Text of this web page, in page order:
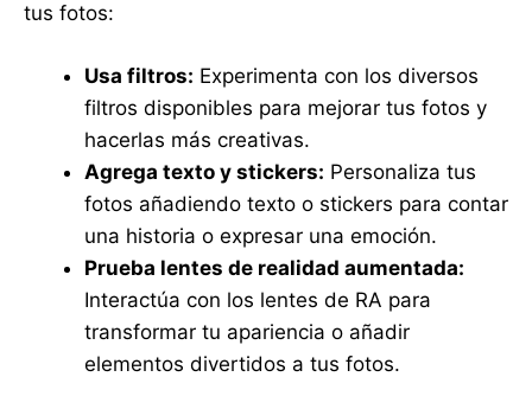
tus fotos:
Usa filtros: Experimenta con los diversos
filtros disponibles para mejorar tus fotos y
hacerlas más creativas.
Agrega texto y stickers: Personaliza tus
fotos añadiendo texto o stickers para contar
una historia o expresar una emoción.
Prueba lentes de realidad aumentada:
Interactúa con los lentes de RA para
transformar tu apariencia o añadir
elementos divertidos a tus fotos.